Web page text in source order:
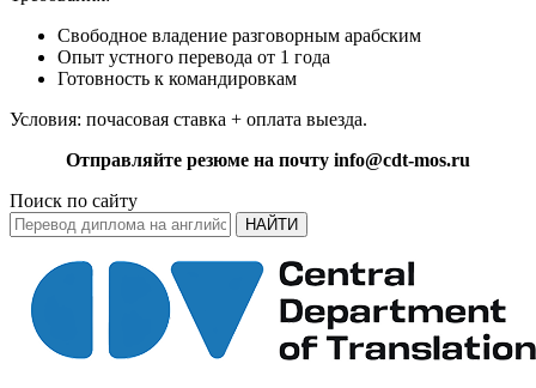
Свободное владение разговорным арабским
Опыт устного перевода от 1 года
Готовность к командировкам
Условия: почасовая ставка + оплата выезда.
Отправляйте резюме на почту info@cdt-mos.ru
Поиск по сайту
НАЙТИ